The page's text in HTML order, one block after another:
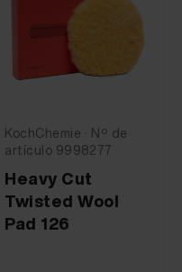
KochChemie · Nº de
artículo 9998277
Heavy Cut
Twisted Wool
Pad 126